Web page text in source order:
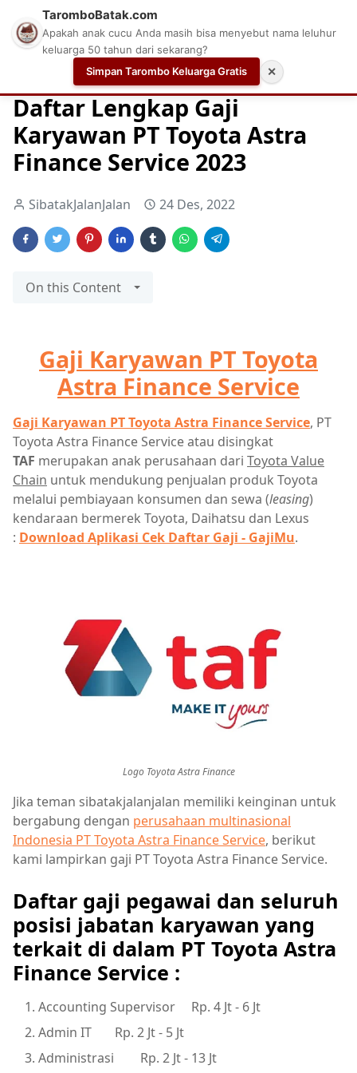
Aplikasi Cek Gaji Cek Gaji Daftar Gaji Karyawan
Daftar Lengkap Gaji
Karyawan PT Toyota Astra
Finance Service 2023
SibatakJalanJalan 24 Des, 2022
On this Content
Gaji Karyawan PT Toyota
Astra Finance Service
Gaji Karyawan PT Toyota Astra Finance Service, PT
Toyota Astra Finance Service atau disingkat
TAF merupakan anak perusahaan dari Toyota Value
Chain untuk mendukung penjualan produk Toyota
melalui pembiayaan konsumen dan sewa (leasing)
kendaraan bermerek Toyota, Daihatsu dan Lexus
: Download Aplikasi Cek Daftar Gaji - GajiMu.
Logo Toyota Astra Finance
Jika teman sibatakjalanjalan memiliki keinginan untuk
bergabung dengan perusahaan multinasional
Indonesia PT Toyota Astra Finance Service, berikut
kami lampirkan gaji PT Toyota Astra Finance Service.
Daftar gaji pegawai dan seluruh
posisi jabatan karyawan yang
terkait di dalam PT Toyota Astra
Finance Service :
Accounting Supervisor
Rp. 4 Jt - 6 Jt
Admin IT
Rp. 2 Jt - 5 Jt
Administrasi
Rp. 2 Jt - 13 Jt
TaromboBatak.com
Apakah anak cucu Anda masih bisa menyebut nama leluhur
keluarga 50 tahun dari sekarang?
Simpan Tarombo Keluarga Gratis
✕